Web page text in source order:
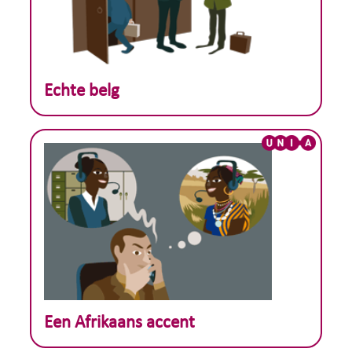
Theoretisch voorbeeld :
Echte belg
Theoretisch voorbeeld :
Een Afrikaans accent